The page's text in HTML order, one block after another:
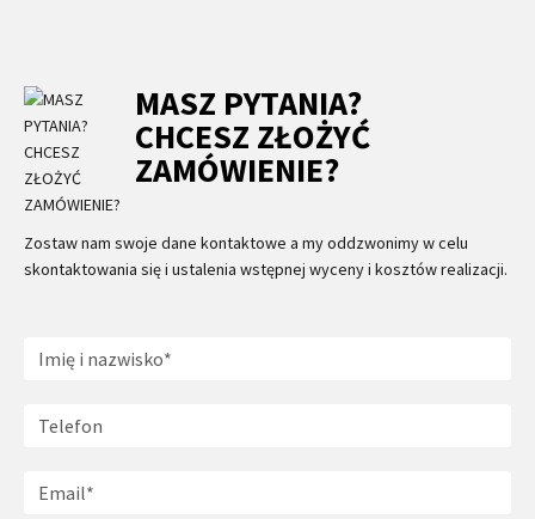
MASZ PYTANIA?
CHCESZ ZŁOŻYĆ
ZAMÓWIENIE?
Zostaw nam swoje dane kontaktowe a my oddzwonimy w celu
skontaktowania się i ustalenia wstępnej wyceny i kosztów realizacji.